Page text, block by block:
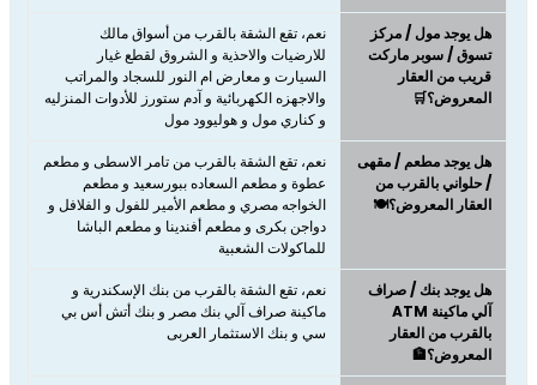
هل يوجد مول / مركز
تسوق / سوبر ماركت
قريب من العقار
المعروض؟🛒
نعم، تقع الشقة بالقرب من أسواق مالك
للارضيات والاحذية و الشروق لقطع غيار
السيارت و معارض ام النور للسجاد والمراتب
والاجهزه الكهربائية و آدم ستورز للأدوات المنزليه
و كناري مول و هوليوود مول
هل يوجد مطعم / مقهى
/ حلواني بالقرب من
العقار المعروض؟🍽️
نعم، تقع الشقة بالقرب من تامر الاسطى و مطعم
عطوة و مطعم السعاده ببورسعيد و مطعم
الخواجه مصري و مطعم الأمير للفول و الفلافل و
دواجن بكرى و مطعم أفندينا و مطعم الباشا
للماكولات الشعبية
هل يوجد بنك / صراف
آلي ماكينة ATM
بالقرب من العقار
المعروض؟🏦
نعم، تقع الشقة بالقرب من بنك الإسكندرية و
ماكينة صراف آلي بنك مصر و بنك أتش أس بي
سي و بنك الاستثمار العربى